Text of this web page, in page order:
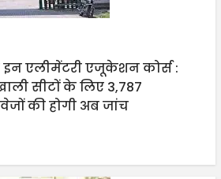
इन एलीमेंटरी एजूकेशन कोर्स :
सीटों के लिए 3,787
की होगी अब जांच